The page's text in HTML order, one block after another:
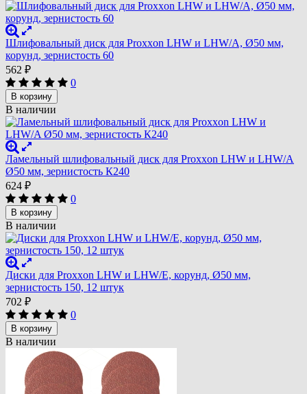
Шлифовальный диск для Proxxon LHW и LHW/A, Ø50 мм,
корунд, зернистость 60
562 ₽
0
В корзину
В наличии
Ламельный шлифовальный диск для Proxxon LHW и LHW/A
Ø50 мм, зернистость К240
624 ₽
0
В корзину
В наличии
Диски для Proxxon LHW и LHW/E, корунд, Ø50 мм,
зернистость 150, 12 штук
702 ₽
0
В корзину
В наличии